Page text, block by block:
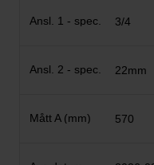
3/4
22mm
570